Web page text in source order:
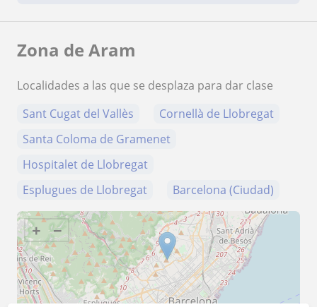
Zona de Aram
Localidades a las que se desplaza para dar clase
Sant Cugat del Vallès
Cornellà de Llobregat
Santa Coloma de Gramenet
Hospitalet de Llobregat
Esplugues de Llobregat
Barcelona (Ciudad)
+ −